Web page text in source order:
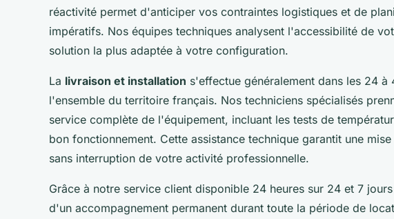
réactivité permet d'anticiper vos contraintes logistiques et de
impératifs. Nos équipes techniques analysent l'accessibilité de
solution la plus adaptée à votre configuration.
La livraison et installation s'effectue généralement dans les 24 à
l'ensemble du territoire français. Nos techniciens spécialisés
service complète de l'équipement, incluant les tests de
bon fonctionnement. Cette assistance technique garantit une
sans interruption de votre activité professionnelle.
Grâce à notre service client disponible 24 heures sur 24 et 7
d'un accompagnement permanent durant toute la période de